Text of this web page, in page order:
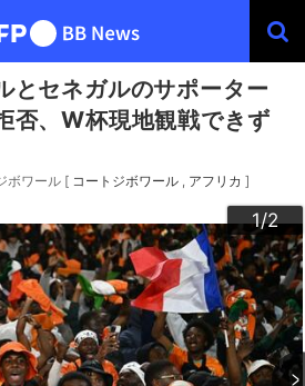
とセネガルのサポーター
否、W杯現地観戦できず
ボワール [ コートジボワール アフリカ ]
1/2
2/2